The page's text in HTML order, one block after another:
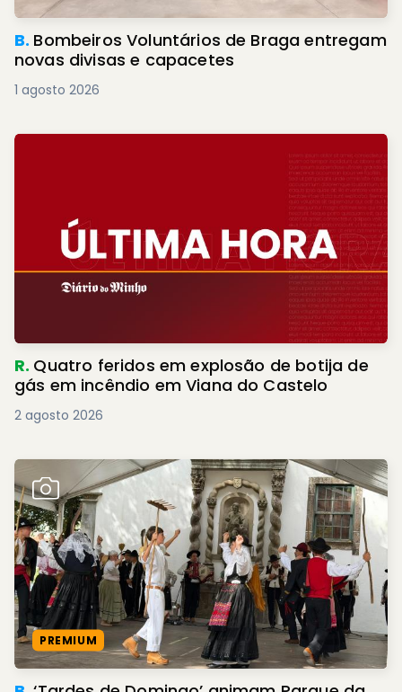
B. Bombeiros Voluntários de Braga entregam
novas divisas e capacetes
1 agosto 2026
R. Quatro feridos em explosão de botija de
gás em incêndio em Viana do Castelo
2 agosto 2026
PREMIUM